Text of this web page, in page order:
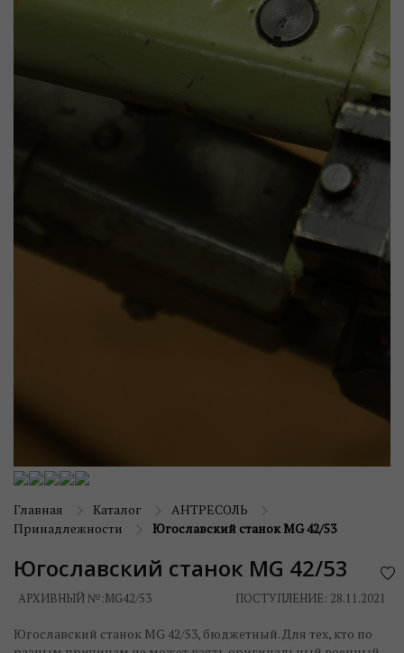
Главная Каталог
АНТРЕСОЛЬ
Принадлежности
Югославский станок MG 42/53
Югославский станок MG 42/53
АРХИВНЫЙ №:MG42/53 ПОСТУПЛЕНИЕ: 28.11.2021
Югославский станок MG 42/53, бюджетный. Для тех, кто по